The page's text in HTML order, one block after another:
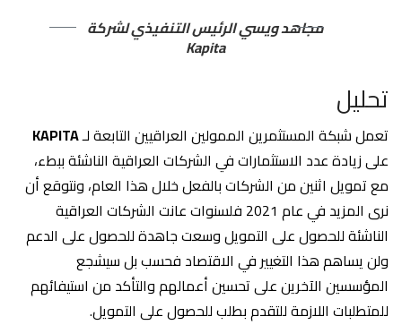
مجاهد ويسي الرئيس التنفيذي لشركة
Kapita
تحليل
تعمل شبكة المستثمرين الممولين العراقيين التابعة لـKAPITA
على زيادة عدد الاستثمارات في الشركات العراقية الناشئة ببطء،
مع تمويل اثنين من الشركات بالفعل خلال هذا العام، ونتوقع أن
نرى المزيد في عام 2021 فلسنوات عانت الشركات العراقية
الناشئة للحصول على التمويل وسعت جاهدة للحصول على الدعم
ولن يساهم هذا التغيير في الاقتصاد فحسب بل سيشجع
المؤسسين الآخرين على تحسين أعمالهم والتأكد من استيفائهم
للمتطلبات اللازمة للتقدم بطلب للحصول على التمويل.